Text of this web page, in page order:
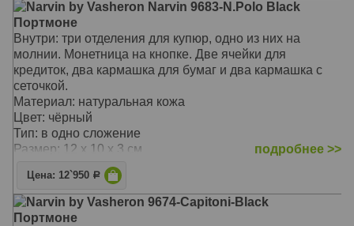
путешествия. Кошелёк из натуральной кожи послужит
хорошим подарком коллеге или любимому мужчине.
Кошелек упакован в подарочную коробку, которая
подчеркнет премиальность подарка
Материал: Высококачественная телячья кожа
Размер: 18,5 х 9,5 х 1 см
Narvin by Vasheron Narvin 9683-N.Polo Black
Портмоне
Внутри: три отделения для купюр, одно из них на
молнии. Монетница на кнопке. Две ячейки для
кредиток, два кармашка для бумаг и два кармашка с
сеточкой.
Материал: натуральная кожа
Цвет: чёрный
Тип: в одно сложение
Размер: 12 x 10 x 3 см
подробнее >>
Цена: 12`950 Р
Narvin by Vasheron 9674-Capitoni-Black
Портмоне